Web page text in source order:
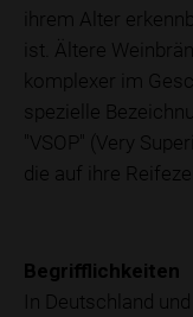
ihrem Alter
ist. Ältere
komplexer im
spezielle
"VSOP" (Very
die auf ihre
Begrifflichkeiten
In Deutschland